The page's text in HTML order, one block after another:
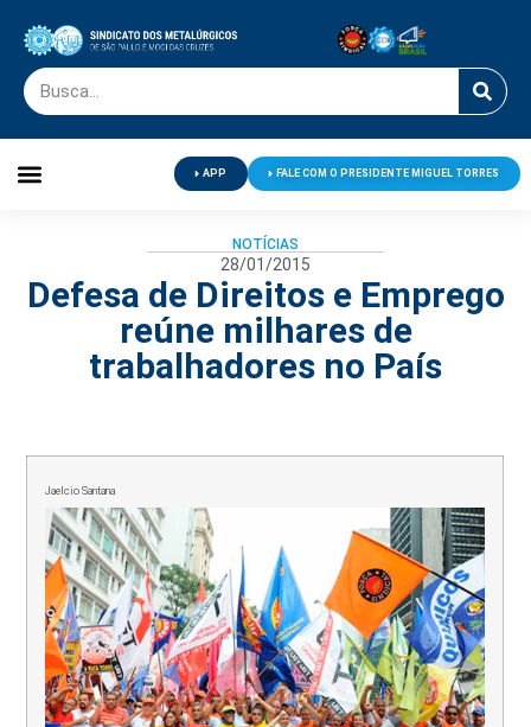
APP FALE COM O PRESIDENTE MIGUEL TORRES
NOTÍCIAS
28/01/2015
Defesa de Direitos e Emprego
reúne milhares de
trabalhadores no País
Jaelcio Santana